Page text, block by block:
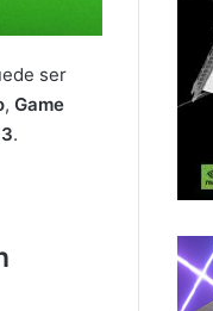
ser
, Game
.